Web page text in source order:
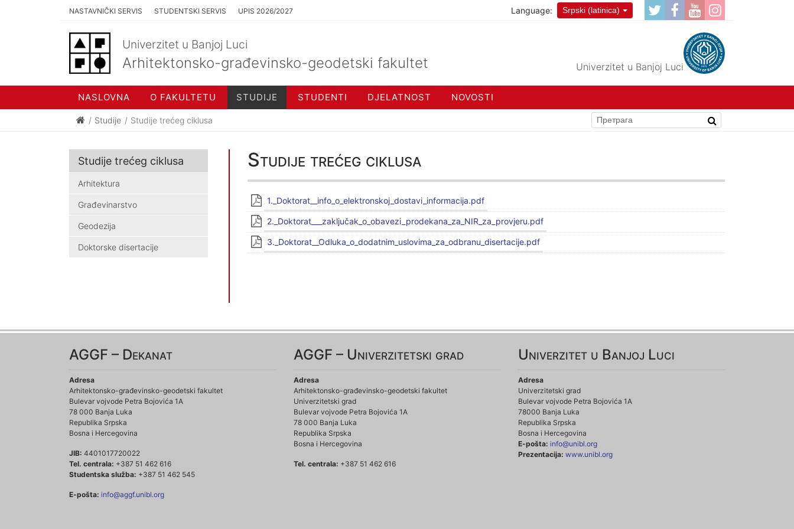
NASTAVNIČKI SERVIS STUDENTSKI SERVIS UPIS 2026/2027 Language: Srpski (latinica)
Univerzitet u Banjoj Luci
Arhitektonsko-građevinsko-geodetski fakultet Univerzitet u Banjoj Luci
NASLOVNA O FAKULTETU STUDIJE STUDENTI DJELATNOST NOVOSTI
Studije Studije trećeg ciklusa
Studije trećeg ciklusa
Arhitektura
Građevinarstvo
Geodezija
Doktorske disertacije
Studije trećeg ciklusa
1._Doktorat__info_o_elektronskoj_dostavi_informacija.pdf
2._Doktorat___zaključak_o_obavezi_prodekana_za_NIR_za_provjeru.pdf
3._Doktorat__Odluka_o_dodatnim_uslovima_za_odbranu_disertacije.pdf
AGGF – Dekanat
Adresa
Arhitektonsko-građevinsko-geodetski fakultet
Bulevar vojvode Petra Bojovića 1A
78 000 Banja Luka
Republika Srpska
Bosna i Hercegovina
JIB: 4401017720022
Tel. centrala: +387 51 462 616
Studentska služba: +387 51 462 545
E-pošta: info@aggf.unibl.org
AGGF – Univerzitetski grad
Adresa
Arhitektonsko-građevinsko-geodetski fakultet
Univerzitetski grad
Bulevar vojvode Petra Bojovića 1A
78 000 Banja Luka
Republika Srpska
Bosna i Hercegovina
Tel. centrala: +387 51 462 616
Univerzitet u Banjoj Luci
Adresa
Univerzitetski grad
Bulevar vojvode Petra Bojovića 1A
78000 Banja Luka
Republika Srpska
Bosna i Hercegovina
E-pošta: info@unibl.org
Prezentacija: www.unibl.org